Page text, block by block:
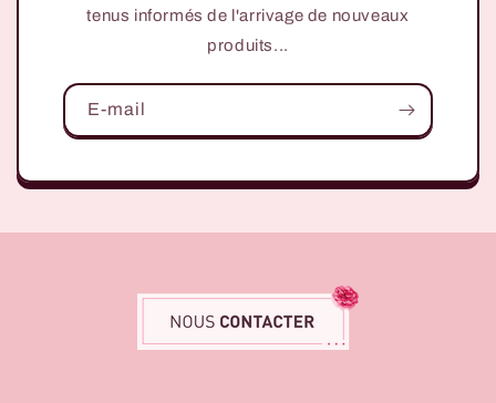
tenus informés de l'arrivage de nouveaux
produits...
E-mail